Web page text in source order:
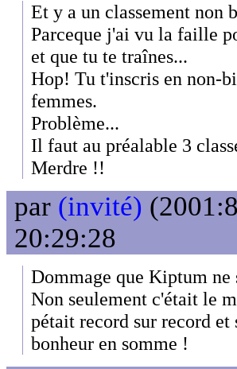
Et y a un classement non
Parceque j'ai vu la faille
et que tu te traînes...
Hop! Tu t'inscris en non-
femmes.
Problème...
Il faut au préalable 3
Merdre !!
par (invité)
20:29:28
Dommage que Kiptum
Non seulement c'était le
pétait record sur record
bonheur en somme !